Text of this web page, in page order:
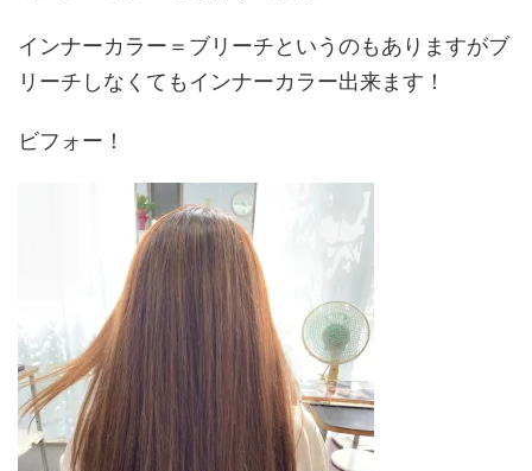
インナーカラー＝ブリーチというのもありますがブ
リーチしなくてもインナーカラー出来ます！
ビフォー！